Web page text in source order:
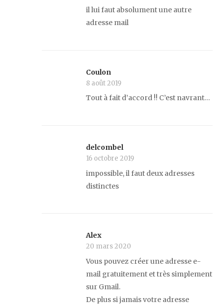
il lui faut absolument une autre
adresse mail
Coulon
8 août 2019
Tout à fait d’accord !! C’est navrant…
delcombel
16 octobre 2019
impossible, il faut deux adresses
distinctes
Alex
20 mars 2020
Vous pouvez créer une adresse e-
mail gratuitement et très simplement
sur Gmail.
De plus si jamais votre adresse